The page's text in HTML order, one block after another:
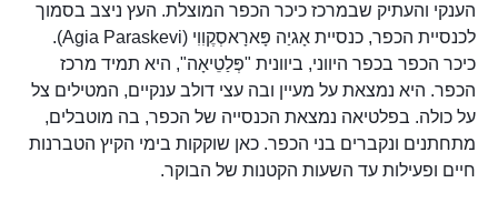
הענקי והעתיק שבמרכז כיכר הכפר המוצלת. העץ ניצב בסמוך
לכנסיית הכפר, כנסיית אָגיַה פָּארָאסְקֶוִוִי (Agia Paraskevi).
כיכר הכפר בכפר היווני, ביוונית "פְּלַטֵיאָה", היא תמיד מרכז
הכפר. היא נמצאת על מעיין ובה עצי דולב ענקיים, המטילים צל
על כולה. בפלטיאה נמצאת הכנסייה של הכפר, בה מוטבלים,
מתחתנים ונקברים בני הכפר. כאן שוקקות בימי הקיץ הטברנות
חיים ופעילות עד השעות הקטנות של הבוקר.